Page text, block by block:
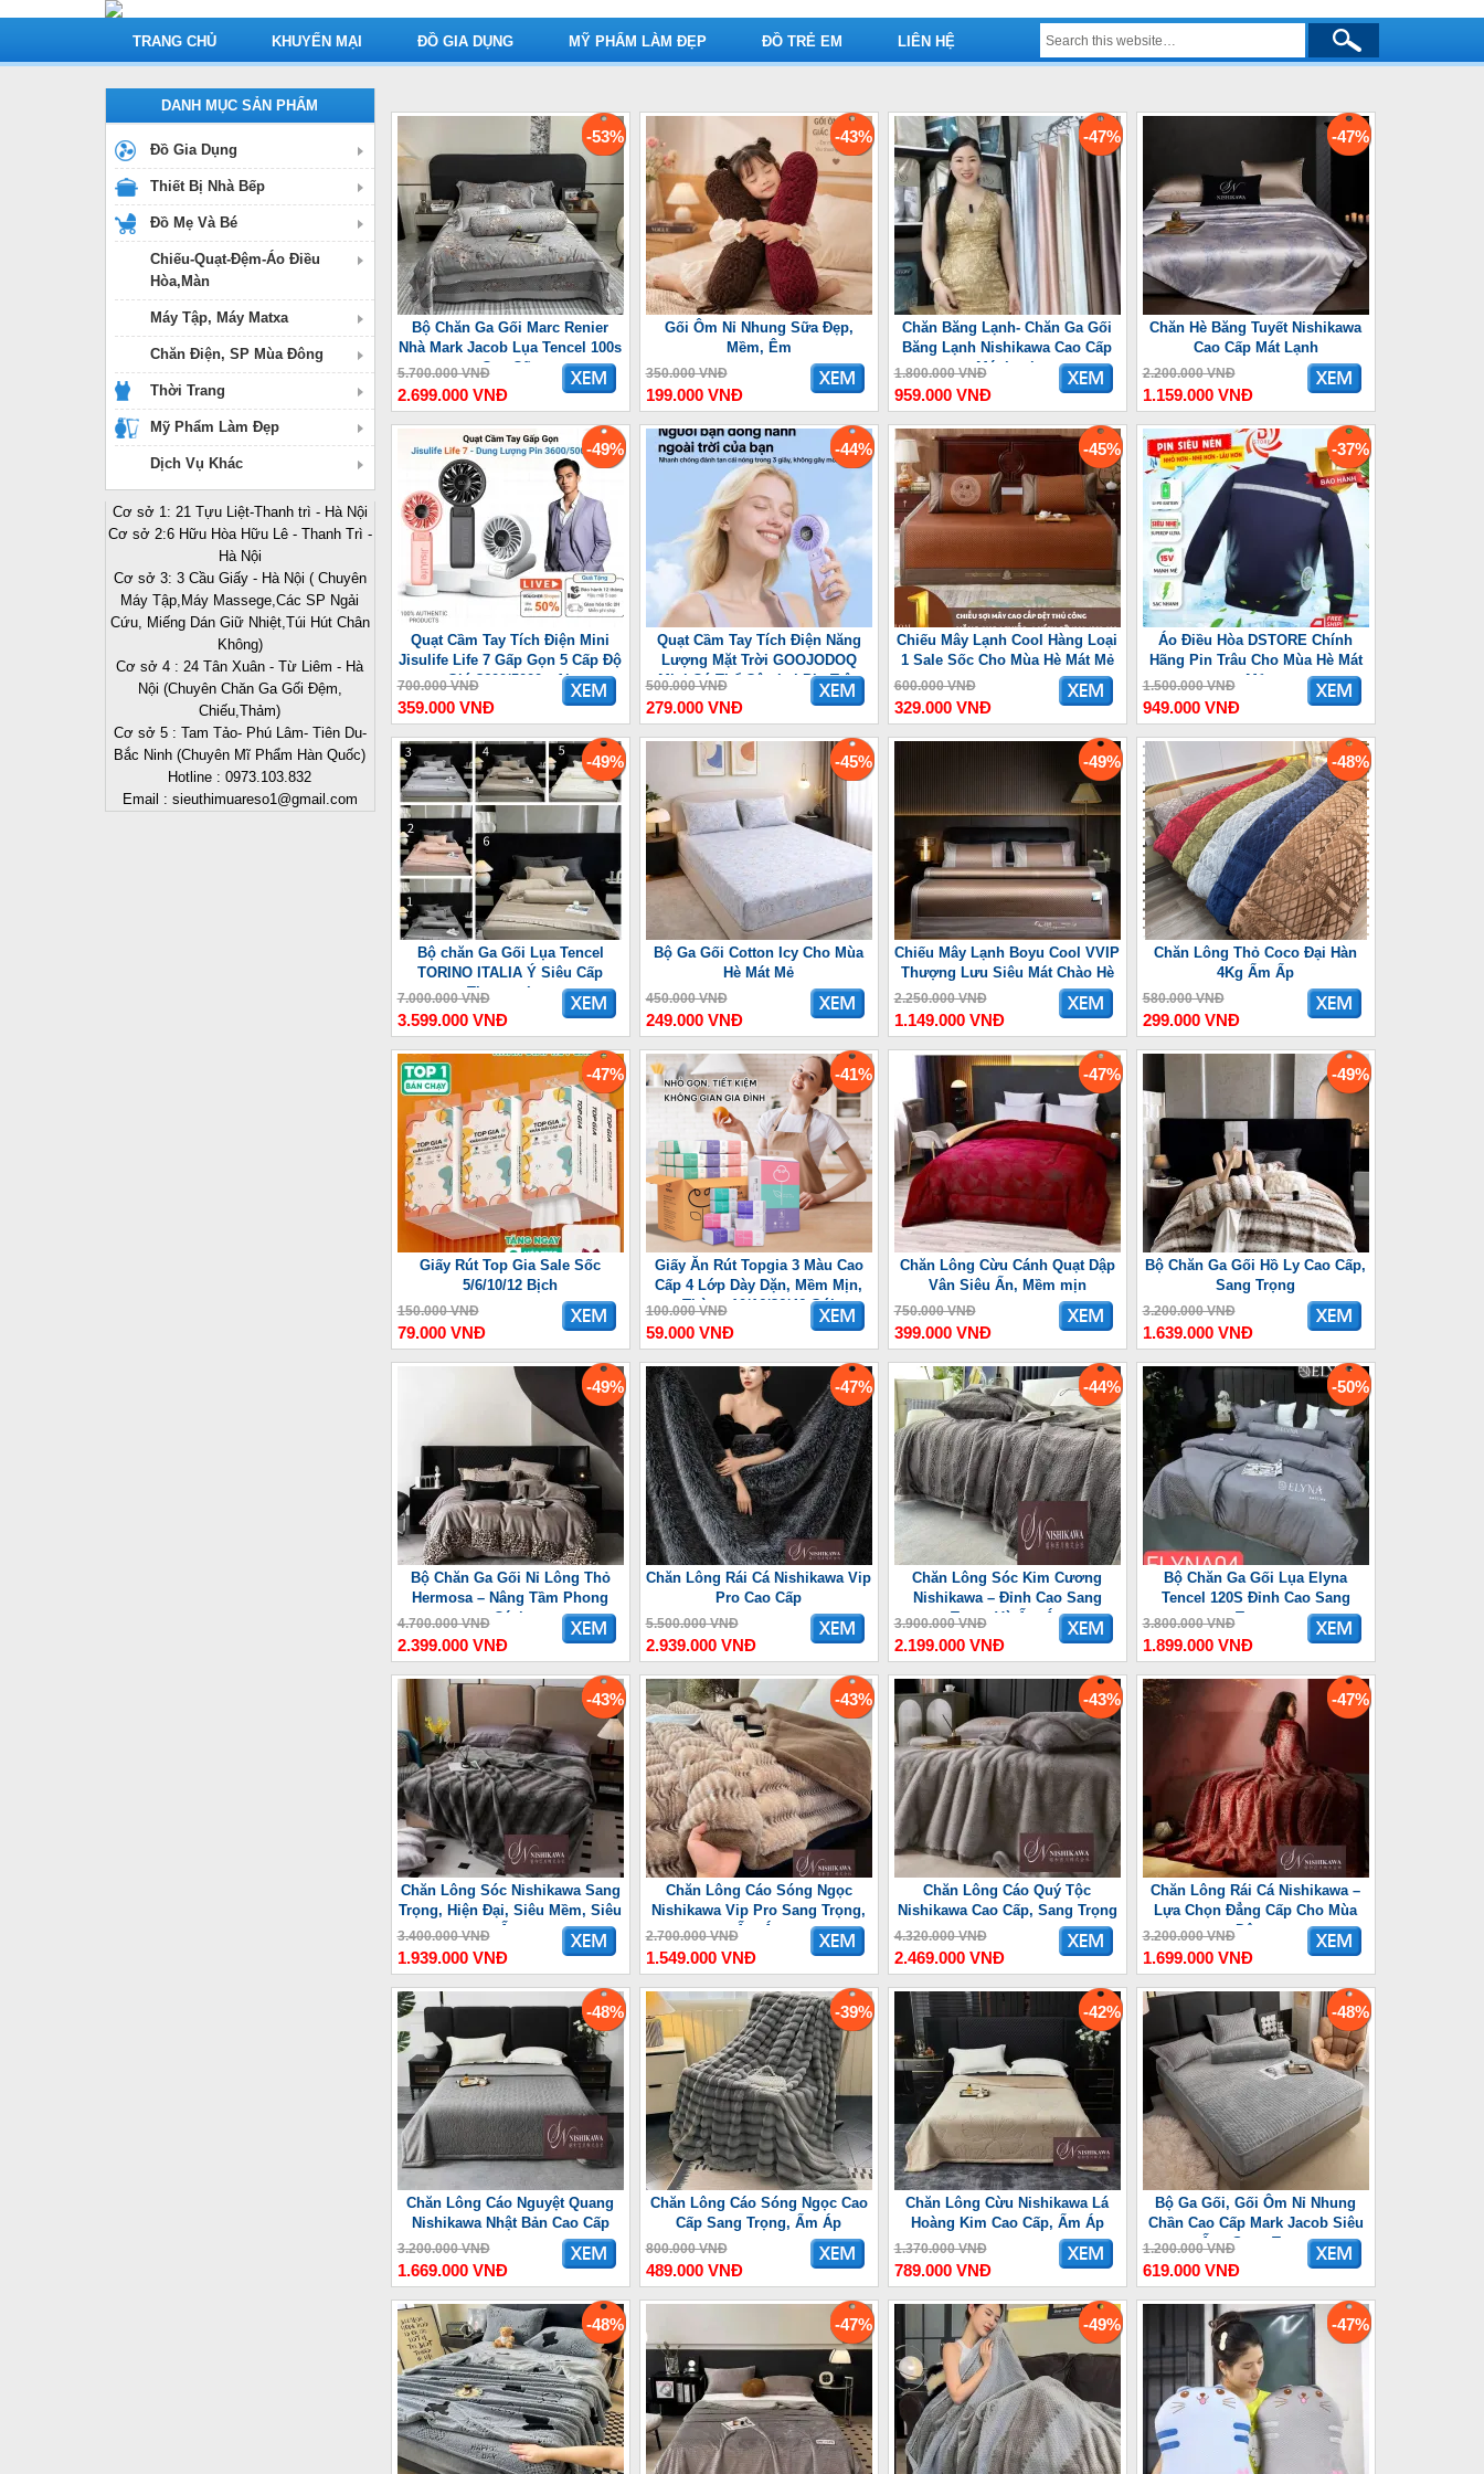
TRANG CHỦ KHUYẾN MẠI ĐỒ GIA DỤNG MỸ PHẨM LÀM ĐẸP ĐỒ TRẺ EM LIÊN HỆ
-53%
Bộ Chăn Ga Gối Marc Renier
Nhà Mark Jacob Lụa Tencel 100s
Cao Cấp
5.700.000 VNĐ
2.699.000 VNĐ
-43%
Gối Ôm Nỉ Nhung Sữa Đẹp,
Mềm, Êm
350.000 VNĐ
199.000 VNĐ
-47%
Chăn Băng Lạnh- Chăn Ga Gối
Băng Lạnh Nishikawa Cao Cấp
Mát Lạnh
1.800.000 VNĐ
959.000 VNĐ
-47%
Chăn Hè Băng Tuyết Nishikawa
Cao Cấp Mát Lạnh
2.200.000 VNĐ
1.159.000 VNĐ
-49%
Quạt Cầm Tay Tích Điện Mini
Jisulife Life 7 Gấp Gọn 5 Cấp Độ
Gió 3600/5000mAh
700.000 VNĐ
359.000 VNĐ
-44%
Quạt Cầm Tay Tích Điện Năng
Lượng Mặt Trời GOOJODOQ
Mini Có Thể Gập Lại Pin Trâu
3600 mAh
500.000 VNĐ
279.000 VNĐ
-45%
Chiếu Mây Lạnh Cool Hàng Loại
1 Sale Sốc Cho Mùa Hè Mát Mẻ
600.000 VNĐ
329.000 VNĐ
-37%
Áo Điều Hòa DSTORE Chính
Hãng Pin Trâu Cho Mùa Hè Mát
Mẻ
1.500.000 VNĐ
949.000 VNĐ
-49%
Bộ chăn Ga Gối Lụa Tencel
TORINO ITALIA Ý Siêu Cấp
Thượng Lưu
7.000.000 VNĐ
3.599.000 VNĐ
-45%
Bộ Ga Gối Cotton Icy Cho Mùa
Hè Mát Mẻ
450.000 VNĐ
249.000 VNĐ
-49%
Chiếu Mây Lạnh Boyu Cool VVIP
Thượng Lưu Siêu Mát Chào Hè
2.250.000 VNĐ
1.149.000 VNĐ
-48%
Chăn Lông Thỏ Coco Đại Hàn
4Kg Ấm Ấp
580.000 VNĐ
299.000 VNĐ
-47%
Giấy Rút Top Gia Sale Sốc
5/6/10/12 Bịch
150.000 VNĐ
79.000 VNĐ
-41%
Giấy Ăn Rút Topgia 3 Màu Cao
Cấp 4 Lớp Dày Dặn, Mềm Mịn,
Thùng 10/16/36/46 Gói
100.000 VNĐ
59.000 VNĐ
-47%
Chăn Lông Cừu Cánh Quạt Dập
Vân Siêu Ấn, Mềm mịn
750.000 VNĐ
399.000 VNĐ
-49%
Bộ Chăn Ga Gối Hồ Ly Cao Cấp,
Sang Trọng
3.200.000 VNĐ
1.639.000 VNĐ
-49%
Bộ Chăn Ga Gối Nỉ Lông Thỏ
Hermosa – Nâng Tầm Phong
Cách
4.700.000 VNĐ
2.399.000 VNĐ
-47%
Chăn Lông Rái Cá Nishikawa Vip
Pro Cao Cấp
5.500.000 VNĐ
2.939.000 VNĐ
-44%
Chăn Lông Sóc Kim Cương
Nishikawa – Đỉnh Cao Sang
Trọng Và Ấm Áp
3.900.000 VNĐ
2.199.000 VNĐ
-50%
Bộ Chăn Ga Gối Lụa Elyna
Tencel 120S Đỉnh Cao Sang
Trọng
3.800.000 VNĐ
1.899.000 VNĐ
-43%
Chăn Lông Sóc Nishikawa Sang
Trọng, Hiện Đại, Siêu Mềm, Siêu
Ấm
3.400.000 VNĐ
1.939.000 VNĐ
-43%
Chăn Lông Cáo Sóng Ngọc
Nishikawa Vip Pro Sang Trọng,
Ấm Áp
2.700.000 VNĐ
1.549.000 VNĐ
-43%
Chăn Lông Cáo Quý Tộc
Nishikawa Cao Cấp, Sang Trọng
4.320.000 VNĐ
2.469.000 VNĐ
-47%
Chăn Lông Rái Cá Nishikawa –
Lựa Chọn Đẳng Cấp Cho Mùa
Đông
3.200.000 VNĐ
1.699.000 VNĐ
-48%
Chăn Lông Cáo Nguyệt Quang
Nishikawa Nhật Bản Cao Cấp
3.200.000 VNĐ
1.669.000 VNĐ
-39%
Chăn Lông Cáo Sóng Ngọc Cao
Cấp Sang Trọng, Ấm Áp
800.000 VNĐ
489.000 VNĐ
-42%
Chăn Lông Cừu Nishikawa Lá
Hoàng Kim Cao Cấp, Ấm Áp
1.370.000 VNĐ
789.000 VNĐ
-48%
Bộ Ga Gối, Gối Ôm Nỉ Nhung
Chần Cao Cấp Mark Jacob Siêu
Ấm, Sang Trọng
1.200.000 VNĐ
619.000 VNĐ
-48% -47% -49% -47%
DANH MỤC SẢN PHẨM
Đồ Gia Dụng
Thiết Bị Nhà Bếp
Đồ Mẹ Và Bé
Chiếu-Quạt-Đệm-Áo Điều
Hòa,Màn
Máy Tập, Máy Matxa
Chăn Điện, SP Mùa Đông
Thời Trang
Mỹ Phẩm Làm Đẹp
Dịch Vụ Khác
Cơ sở 1: 21 Tựu Liệt-Thanh trì - Hà Nội
Cơ sở 2:6 Hữu Hòa Hữu Lê - Thanh Trì -
Hà Nội
Cơ sở 3: 3 Cầu Giấy - Hà Nội ( Chuyên
Máy Tập,Máy Massege,Các SP Ngải
Cứu, Miếng Dán Giữ Nhiệt,Túi Hút Chân
Không)
Cơ sở 4 : 24 Tân Xuân - Từ Liêm - Hà
Nội (Chuyên Chăn Ga Gối Đệm,
Chiếu,Thảm)
Cơ sở 5 : Tam Tảo- Phú Lâm- Tiên Du-
Bắc Ninh (Chuyên Mĩ Phẩm Hàn Quốc)
Hotline : 0973.103.832
Email : sieuthimuareso1@gmail.com